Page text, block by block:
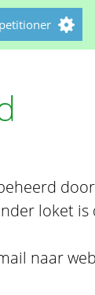
loket
naar